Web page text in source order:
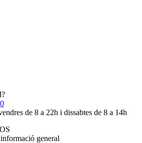
de 8 a 22h i dissabtes de 8 a 14h
general